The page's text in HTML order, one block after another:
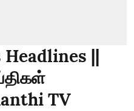
Headlines ||
TV